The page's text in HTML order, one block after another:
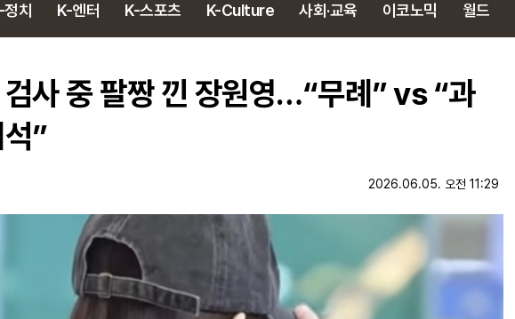
치 K-엔터 K-스포츠 K-Culture 사회·교육 이코노믹 월드
사 중 팔짱 낀 장원영…“무례” vs “과
”
2026.06.05. 오전 11:29